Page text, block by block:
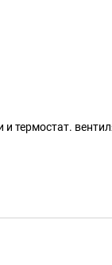
и термостат.